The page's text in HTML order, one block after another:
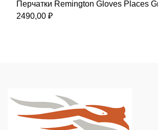
Перчатки Remington Gloves Places
2490,00 ₽